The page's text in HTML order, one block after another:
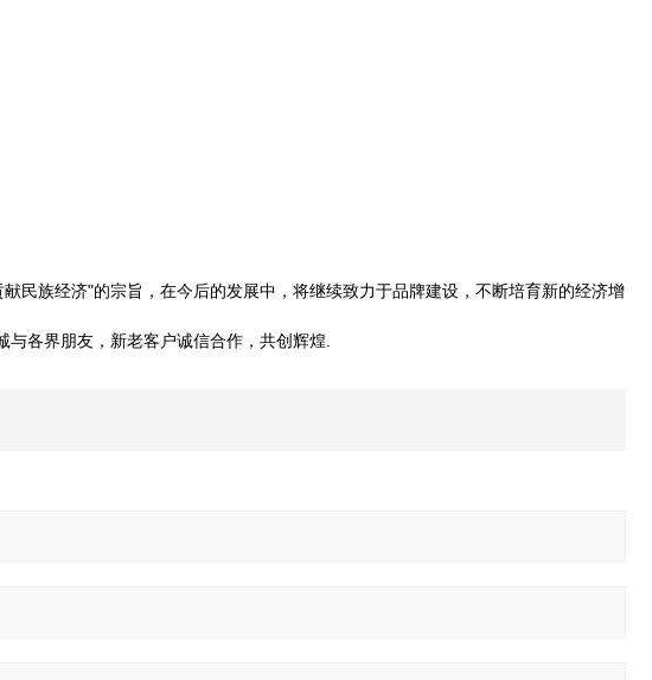
民族经济"的宗旨，在今后的发展中，将继续致力于品牌建设，不断培育新的经济增
各界朋友，新老客户诚信合作，共创辉煌.